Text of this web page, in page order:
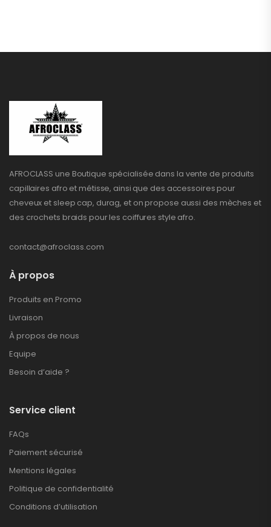
AFROCLASS une Boutique spécialisée dans la vente de produits
capillaires afro et métisse, ainsi que des accessoires pour
cheveux et sleep cap, durag, et on propose aussi des mèches et
des crochets braids pour les coiffures style afro.
contact@afroclass.com
À propos
Produits en Promo
Livraison
À propos de nous
Equipe
Besoin d’aide ?
Service client
FAQs
Paiement sécurisé
Mentions légales
Politique de confidentialité
Conditions d’utilisation